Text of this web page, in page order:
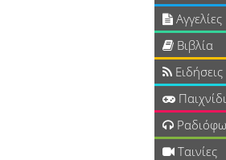
Αγγελίες
Βιβλία
Ειδήσεις
Ταινίες